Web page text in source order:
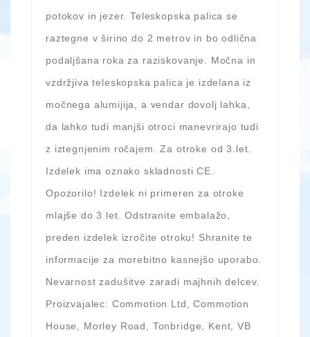
potokov in jezer. Teleskopska palica se
raztegne v širino do 2 metrov in bo odlična
podaljšana roka za raziskovanje. Močna in
vzdržjiva teleskopska palica je izdelana iz
močnega alumijija, a vendar dovolj lahka,
da lahko tudi manjši otroci manevrirajo tudi
z iztegnjenim ročajem. Za otroke od 3.let.
Izdelek ima oznako skladnosti CE.
Opozorilo! Izdelek ni primeren za otroke
mlajše do 3 let. Odstranite embalažo,
preden izdelek izročite otroku! Shranite te
informacije za morebitno kasnejšo uporabo.
Nevarnost zadušitve zaradi majhnih delcev.
Proizvajalec: Commotion Ltd, Commotion
House, Morley Road, Tonbridge, Kent, VB